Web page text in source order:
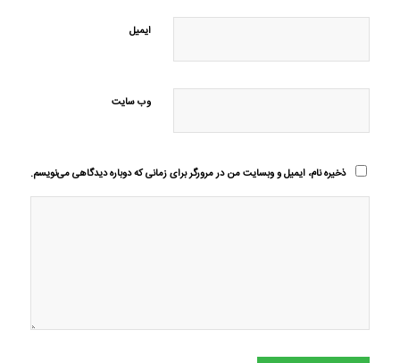
ایمیل
وب‌ سایت
ذخیره نام، ایمیل و وبسایت من در مرورگر برای زمانی که دوباره دیدگاهی می‌نویسم.